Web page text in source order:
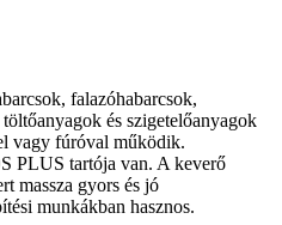
falazóhabarcsok,
és szigetelőanyagok
vagy fúróval működik.
PLUS tartója van. A keverő
massza gyors és jó
munkákban hasznos.